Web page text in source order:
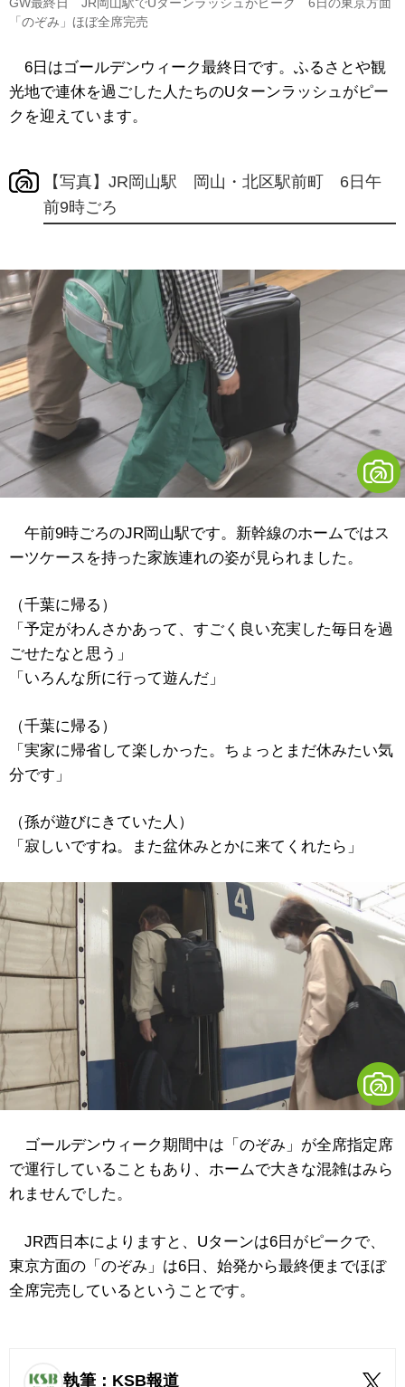
「のぞみ」ほぼ全席完売
6日はゴールデンウィーク最終日です。ふるさとや観
光地で連休を過ごした人たちのUターンラッシュがピー
クを迎えています。
【写真】JR岡山駅 岡山・北区駅前町 6日午
前9時ごろ
午前9時ごろのJR岡山駅です。新幹線のホームではス
ーツケースを持った家族連れの姿が見られました。
（千葉に帰る）
「予定がわんさかあって、すごく良い充実した毎日を過
ごせたなと思う」
「いろんな所に行って遊んだ」
（千葉に帰る）
「実家に帰省して楽しかった。ちょっとまだ休みたい気
分です」
（孫が遊びにきていた人）
「寂しいですね。また盆休みとかに来てくれたら」
ゴールデンウィーク期間中は「のぞみ」が全席指定席
で運行していることもあり、ホームで大きな混雑はみら
れませんでした。
JR西日本によりますと、Uターンは6日がピークで、
東京方面の「のぞみ」は6日、始発から最終便までほぼ
全席完売しているということです。
執筆：KSB報道